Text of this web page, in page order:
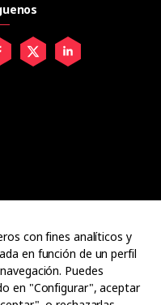
con fines analíticos y
en función de un perfil
Puedes
en "Configurar", aceptar